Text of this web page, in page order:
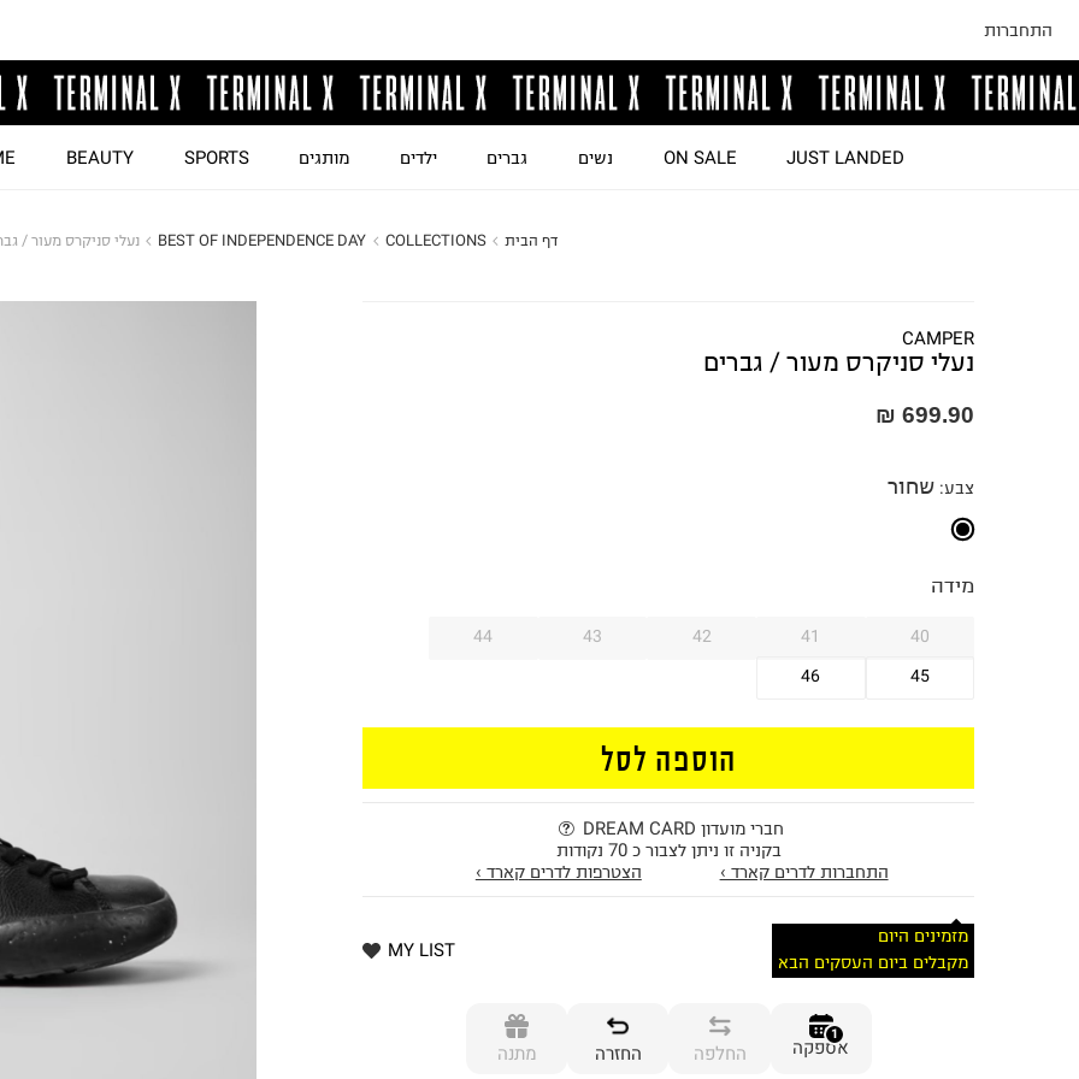
התחברות
JUST LANDED
ON SALE נשים גברים ילדים מותגים SPORTS
BEAUTY
דף הבית COLLECTIONS
BEST OF INDEPENDENCE DAY נעלי סניקרס מעור /
CAMPER
נעלי סניקרס מעור / גברים
699.90 ₪
צבע: שחור
מידה
40
41
42
43
44
45
46
הוספה לסל
חברי מועדון DREAM CARD
בקניה זו ניתן לצבור כ 70 נקודות
התחברות לדרים קארד ›
הצטרפות לדרים קארד ›
מזמינים היום
מקבלים ביום העסקים הבא
MY LIST
1
אספקה החלפה החזרה מתנה